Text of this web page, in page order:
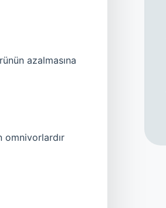
azalmasına
omnivorlardır